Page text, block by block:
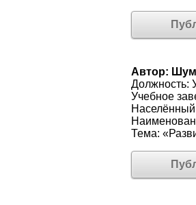
Автор:
Должность:
Учебное
Населённый
Тема: